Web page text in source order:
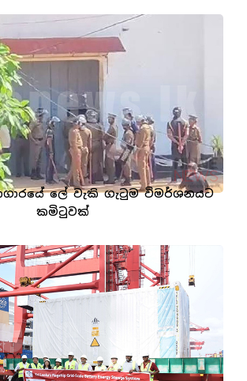
ලේ වැකි ගැටුම විමර්ශනයට
කමිටුවක්